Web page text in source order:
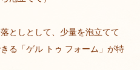
としとして、少量を泡立てて
る「ゲル トゥ フォーム」が特